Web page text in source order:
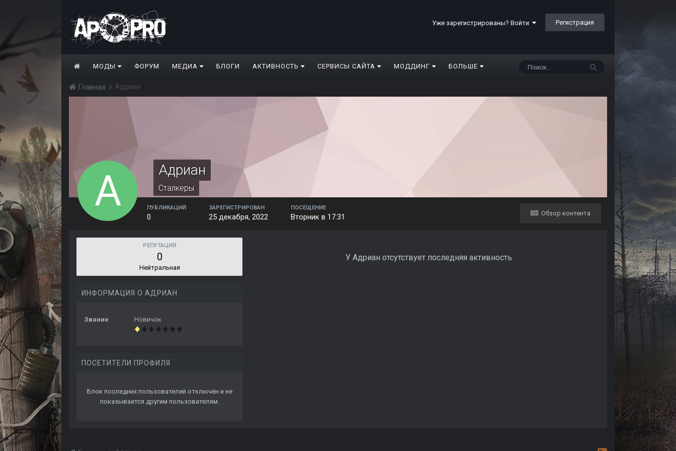
Уже зарегистрированы? Войти Регистрация
МОДЫ ФОРУМ МЕДИА БЛОГИ АКТИВНОСТЬ СЕРВИСЫ САЙТА МОДДИНГ БОЛЬШЕ
Главная Адриан
Адриан
Сталкеры
Обзор контента
ПУБЛИКАЦИЙ
0
ЗАРЕГИСТРИРОВАН
25 декабря, 2022
ПОСЕЩЕНИЕ
Вторник в 17:31
РЕПУТАЦИЯ
0
Нейтральная
ИНФОРМАЦИЯ О АДРИАН
Звание Новичок
ПОСЕТИТЕЛИ ПРОФИЛЯ
Блок последних пользователей отключён и не
показывается другим пользователям.
У Адриан отсутствует последняя активность